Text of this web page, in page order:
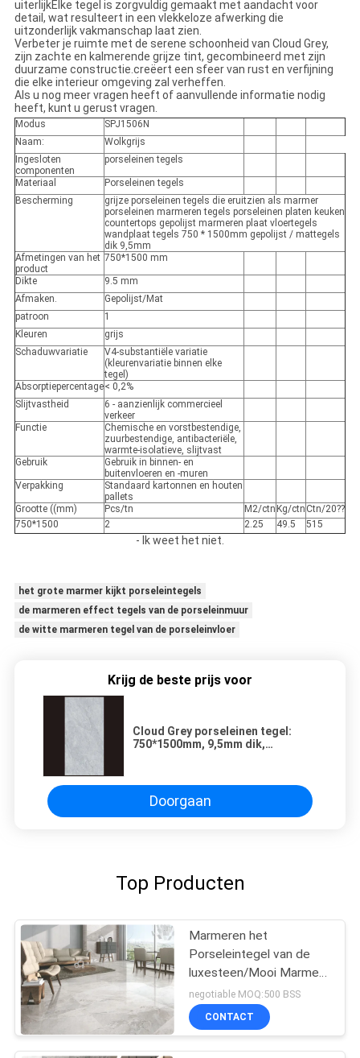
uiterlijkElke tegel is zorgvuldig gemaakt met aandacht voor
detail, wat resulteert in een vlekkeloze afwerking die
uitzonderlijk vakmanschap laat zien.
Verbeter je ruimte met de serene schoonheid van Cloud Grey,
zijn zachte en kalmerende grijze tint, gecombineerd met zijn
duurzame constructie.creëert een sfeer van rust en verfijning
die elke interieur omgeving zal verheffen.
Als u nog meer vragen heeft of aanvullende informatie nodig
heeft, kunt u gerust vragen.
Modus
SPJ1506N
Naam:
Wolkgrijs
Ingesloten
componenten
porseleinen tegels
Materiaal
Porseleinen tegels
Bescherming
grijze porseleinen tegels die eruitzien als marmer
porseleinen marmeren tegels porseleinen platen keuken
countertops gepolijst marmeren plaat vloertegels
wandplaat tegels 750 * 1500mm gepolijst / mattegels
dik 9,5mm
Afmetingen van het
product
750*1500 mm
Dikte
9.5 mm
Afmaken.
Gepolijst/Mat
patroon
1
Kleuren
grijs
Schaduwvariatie
V4-substantiële variatie
(kleurenvariatie binnen elke
tegel)
Absorptiepercentage< 0,2%
Slijtvastheid
6 - aanzienlijk commercieel
verkeer
Functie
Chemische en vorstbestendige,
zuurbestendige, antibacteriële,
warmte-isolatieve, slijtvast
Gebruik
Gebruik in binnen- en
buitenvloeren en -muren
Verpakking
Standaard kartonnen en houten
pallets
Grootte ((mm)
Pcs/tn M2/ctn Kg/ctn Ctn/20??
750*1500
2 2.25 49.5 515
- Ik weet het niet.
het grote marmer kijkt porseleintegels
de marmeren effect tegels van de porseleinmuur
de witte marmeren tegel van de porseleinvloer
Krijg de beste prijs voor
Cloud Grey porseleinen tegel:
750*1500mm, 9,5mm dik,
Doorgaan
Top Producten
Marmeren het
Porseleintegel van de
luxesteen/Mooi Marmer
zoals Keramische tegel
negotiable MOQ:500 BSS
CONTACT